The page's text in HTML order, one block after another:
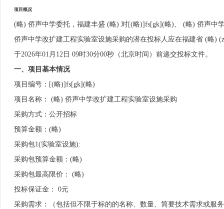
项目概况
(略) 侨声中学委托，福建丰盛 (略) 对[(略)]fs[gk](略)、 (略) 侨声中
侨声中学改扩建工程实验室设施采购的潜在投标人应在福建省 (略)
于2026年01月12日 09时30分00秒（北京时间）前递交投标文件。
一、项目基本情况
项目编号：[(略)]fs[gk](略)
项目名称： (略) 侨声中学改扩建工程实验室设施采购
采购方式：公开招标
预算金额：(略)
采购包1(实验室设施):
采购包预算金额：(略)
采购包最高限价： (略)
投标保证金： 0元
采购需求：（包括但不限于标的的名称、数量、简要技术需求或服